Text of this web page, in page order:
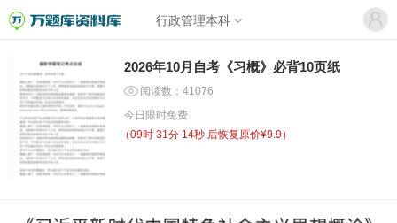
行政管理本科
2026年10月自考《习概》必背10页纸
阅读数：41076
今日限时免费
（09时 31分 14秒 后恢复原价¥9.9）